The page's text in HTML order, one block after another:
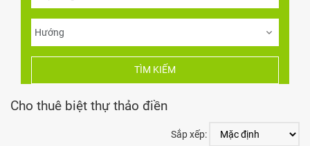
TÌM KIẾM
Cho thuê biệt thự thảo điền
Sắp xếp: